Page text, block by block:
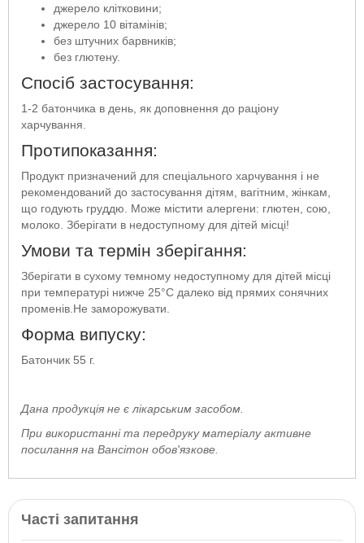
джерело клітковини;
джерело 10 вітамінів;
без штучних барвників;
без глютену.
Спосіб застосування:
1-2 батончика в день, як доповнення до раціону
харчування.
Протипоказання:
Продукт призначений для спеціального харчування і не
рекомендований до застосування дітям, вагітним, жінкам,
що годують груддю. Може містити алергени: глютен, сою,
молоко. Зберігати в недоступному для дітей місці!
Умови та термін зберігання:
Зберігати в сухому темному недоступному для дітей місці
при температурі нижче 25°C далеко від прямих сонячних
променів.Не заморожувати.
Форма випуску:
Батончик 55 г.
Дана продукція не є лікарським засобом.
При використанні та передруку матеріалу активне
посилання на Вансітон обов'язкове.
Часті запитання